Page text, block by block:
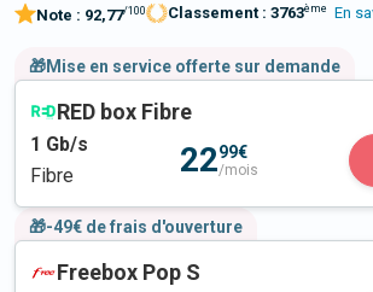
Note : 92,77/100 Classement : 3763ème En
🎁Mise en service offerte sur demande
RED box Fibre
1 Gb/s
Fibre
2299€
/mois
🎁-49€ de frais d'ouverture
Freebox Pop S